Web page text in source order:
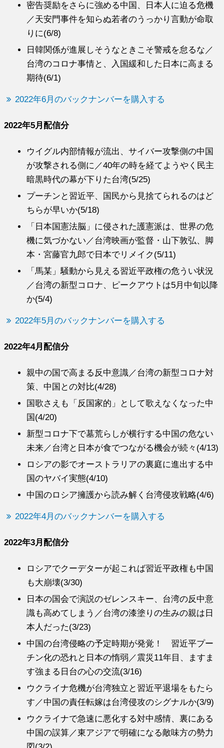
密告奨励をさらに強める中国、日本人に迫る危機
／天安門事件を知らぬ若者のうっかり言動が命取
りに(6/8)
日韓関係が進展しそうなときこそ警戒を怠るな／
台湾のコロナ事情と、入国緩和した日本に高まる
期待(6/1)
2022年6月のバックナンバーを購入する
2022年5月配信分
ウイグル内部情報が流出、サイバー攻撃側の中国
が攻撃される側に／40年の時を経てようやく民主
暗黒時代の幕が下りた台湾(5/25)
プーチンと習近平、国民から見捨てられるのはど
ちらが早いか(5/18)
「日本国憲法脳」に侵された護憲派は、世界の危
機に気づかない／台湾映画が監督・山下敦弘、脚
本・宮藤官九郎で日本でリメイク(5/11)
「馬某」騒動から見える習近平政権の危うい状況
／台湾の新型コロナ、ピークアウトは5月中旬以降
か(5/4)
2022年5月のバックナンバーを購入する
2022年4月配信分
親中の国で高まる反中意識／台湾の新型コロナ対
策、中国との対比(4/28)
国歌さえも「反国家的」として歌えなくなった中
国(4/20)
新型コロナ下で墓荒らしが横行する中国の危ない
未来／台湾と日本が食でつながる機会が続々(4/13)
ロシアの影でオーストラリアの裏庭に進出する中
国のヤバイ実態(4/10)
中国のロシア擁護から読み解く台湾侵攻戦略(4/6)
2022年4月のバックナンバーを購入する
2022年3月配信分
ロシアでクーデターが起これば習近平政権も中国
も大崩壊(3/30)
日本の国会で演説のゼレンスキー、台湾の反中意
識も高めてしまう／台湾の漆塗りの生みの親は日
本人だった(3/23)
中国の台湾侵略の予定時期が発覚！ 習近平プー
チン化の恐れと日本の惰弱／震災11年目、ますま
す強まる日台の心の交流(3/16)
ウクライナ危機が台湾独立と習近平退場をもたら
す／中国の責任転嫁は台湾侵攻のシグナルか(3/9)
ウクライナで急速に悪化する対中感情、裏にある
中国の誤算／東アジアで明確になる敵味方の勢力